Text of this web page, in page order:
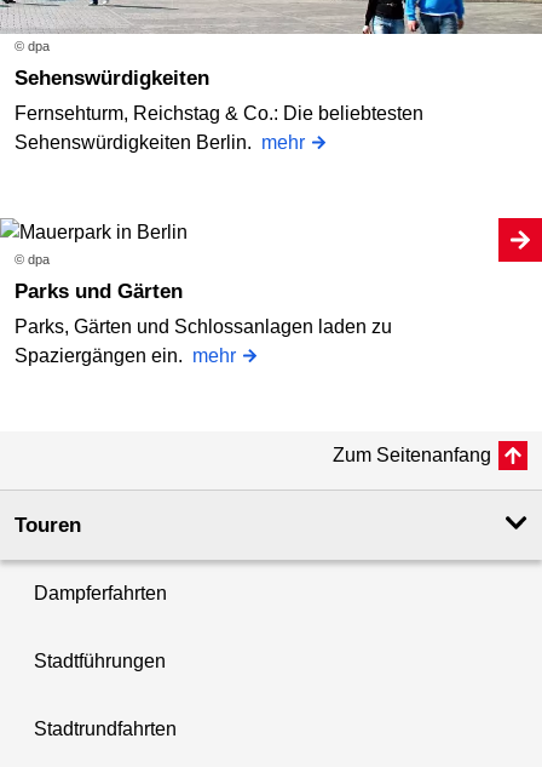
© dpa
Sehenswürdigkeiten
Fernsehturm, Reichstag & Co.: Die beliebtesten
Sehenswürdigkeiten Berlin. mehr
© dpa
Parks und Gärten
Parks, Gärten und Schlossanlagen laden zu
Spaziergängen ein. mehr
Zum Seitenanfang
Touren
Dampferfahrten
Stadtführungen
Stadtrundfahrten